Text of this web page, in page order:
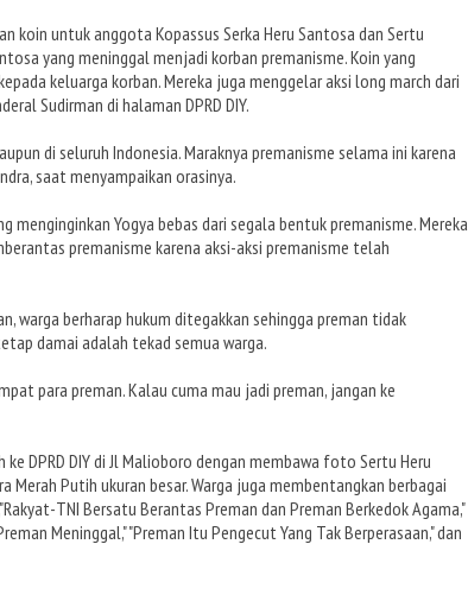
koin untuk anggota Kopassus Serka Heru Santosa dan Sertu
yang meninggal menjadi korban premanisme. Koin yang
keluarga korban. Mereka juga menggelar aksi long march dari
Sudirman di halaman DPRD DIY.
di seluruh Indonesia. Maraknya premanisme selama ini karena
saat menyampaikan orasinya.
menginginkan Yogya bebas dari segala bentuk premanisme. Mereka
premanisme karena aksi-aksi premanisme telah
warga berharap hukum ditegakkan sehingga preman tidak
damai adalah tekad semua warga.
para preman. Kalau cuma mau jadi preman, jangan ke
DPRD DIY di Jl Malioboro dengan membawa foto Sertu Heru
Merah Putih ukuran besar. Warga juga membentangkan berbagai
TNI Bersatu Berantas Preman dan Preman Berkedok Agama,"
Meninggal," "Preman Itu Pengecut Yang Tak Berperasaan," dan